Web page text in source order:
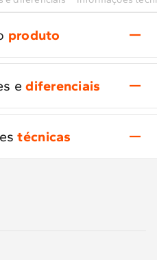
produto
ediferenciais
técnicas